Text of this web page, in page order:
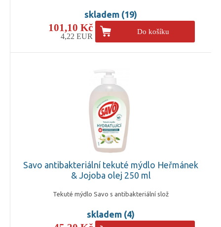
skladem (19)
101,10 Kč
4,22 EUR
Do košíku
Savo antibakteriální tekuté mýdlo Heřmánek
& Jojoba olej 250 ml
Tekuté mýdlo Savo s antibakteriální slož
skladem (4)